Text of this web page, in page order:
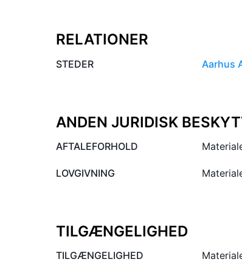
RELATIONER
STEDER Aarhus
ANDEN JURIDISK
AFTALEFORHOLD
LOVGIVNING
TILGÆNGELIGHED
TILGÆNGELIGHED